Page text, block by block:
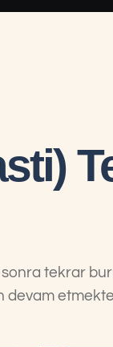
sonra tekrar
devam